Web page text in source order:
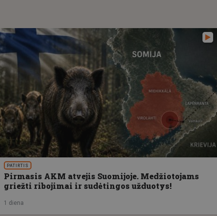
PATIRTIS
Pirmasis AKM atvejis Suomijoje. Medžiotojams
griežti ribojimai ir sudėtingos užduotys!
1 diena